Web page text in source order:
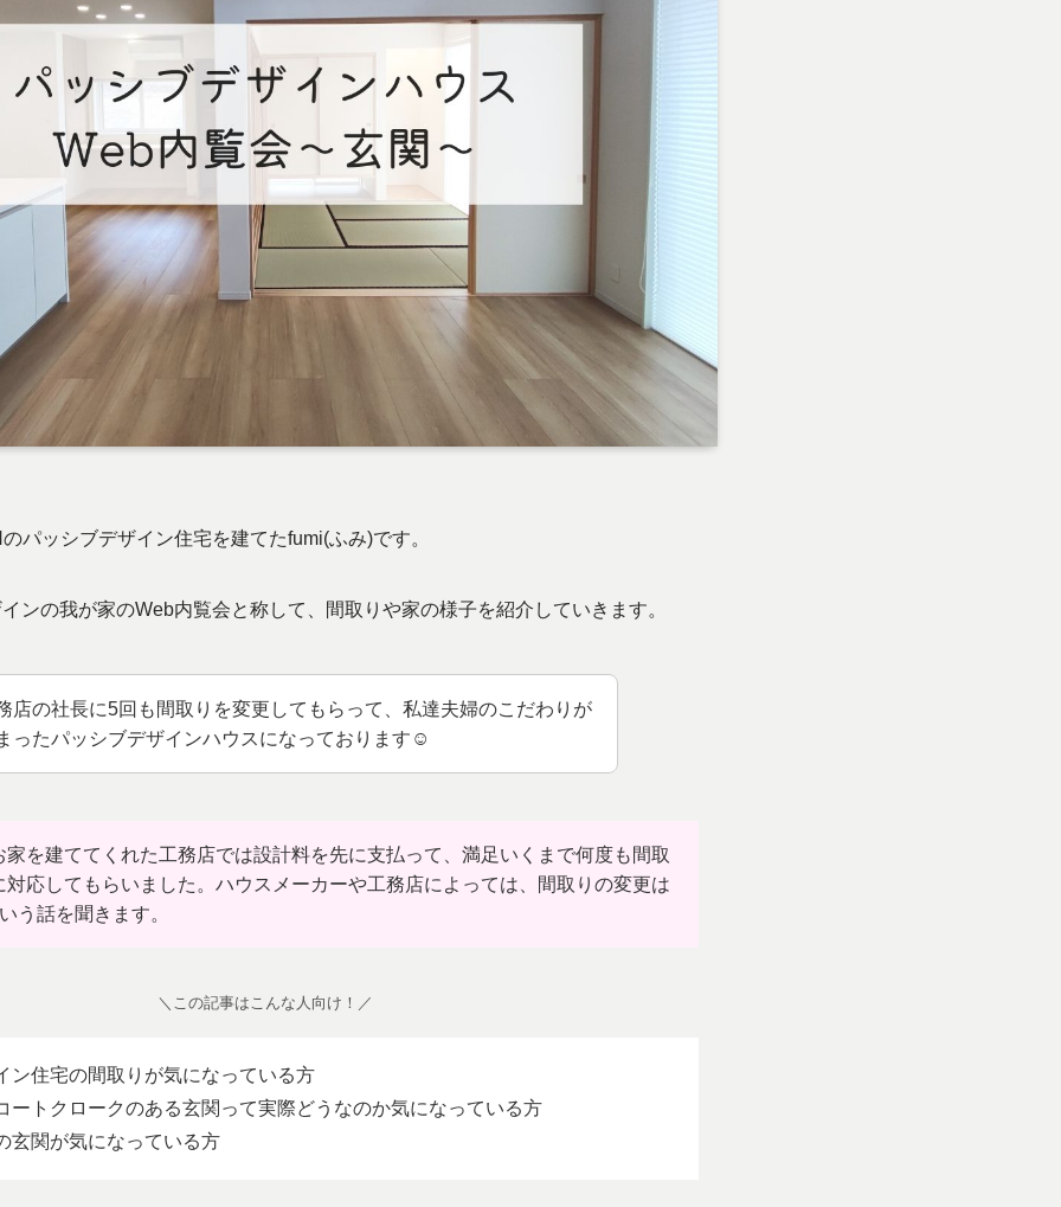
パッシブデザイン住宅を建てたfumi(ふみ)です。
ンの我が家のWeb内覧会と称して、間取りや家の様子を紹介していきます。
店の社長に5回も間取りを変更してもらって、私達夫婦のこだわりが
ったパッシブデザインハウスになっております☺
家を建ててくれた工務店では設計料を先に支払って、満足いくまで何度も間取
対応してもらいました。ハウスメーカーや工務店によっては、間取りの変更は
う話を聞きます。
＼この記事はこんな人向け！／
ン住宅の間取りが気になっている方
ートクロークのある玄関って実際どうなのか気になっている方
玄関が気になっている方